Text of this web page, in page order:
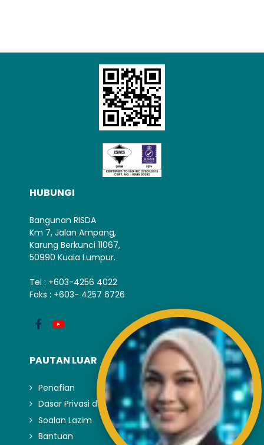
HUBUNGI
Bangunan RISDA
Km 7, Jalan Ampang,
Karung Berkunci 11067,
50990 Kuala Lumpur.
Tel : +603-4256 4022
Faks : +603- 4257 6726
PAUTAN LUAR
Penafian
Dasar Privasi dan Keselamatan
Soalan Lazim
Bantuan